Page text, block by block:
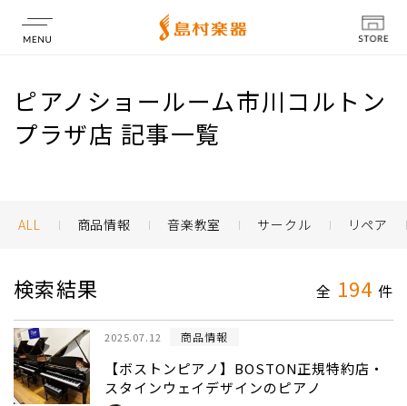
店舗情報
ピアノショールーム市川コルトン
プラザ店 記事一覧
ALL 商品情報 音楽教室 サークル リペア
検索結果 全 194 件
2025.07.12 商品情報
【ボストンピアノ】BOSTON正規特約店・
スタインウェイデザインのピアノ